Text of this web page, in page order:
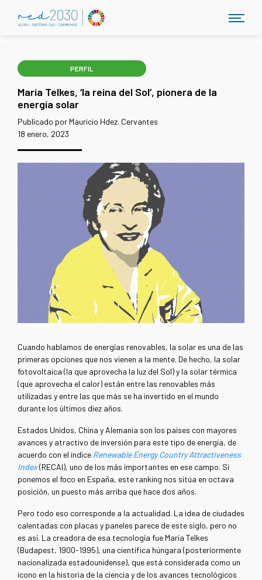
PERFIL
María Telkes, ‘la reina del Sol’, pionera de la
energía solar
Publicado por Mauricio Hdez. Cervantes
18 enero, 2023
Cuando hablamos de energías renovables, la solar es una de las
primeras opciones que nos vienen a la mente. De hecho, la solar
fotovoltaica (la que aprovecha la luz del Sol) y la solar térmica
(que aprovecha el calor) están entre las renovables más
utilizadas y entre las que más se ha invertido en el mundo
durante los últimos diez años.
Estados Unidos, China y Alemania son los países con mayores
avances y atractivo de inversión para este tipo de energía, de
acuerdo con el índice Renewable Energy Country Attractiveness
Index(RECAI), uno de los más importantes en ese campo. Si
ponemos el foco en España, este ranking nos sitúa en octava
posición, un puesto más arriba que hace dos años.
Pero todo eso corresponde a la actualidad. La idea de ciudades
calentadas con placas y paneles parece de este siglo, pero no
es así. La creadora de esa tecnología fue María Telkes
(Budapest, 1900-1995), una científica húngara (posteriormente
nacionalizada estadounidense), que está considerada como un
icono en la historia de la ciencia y de los avances tecnológicos